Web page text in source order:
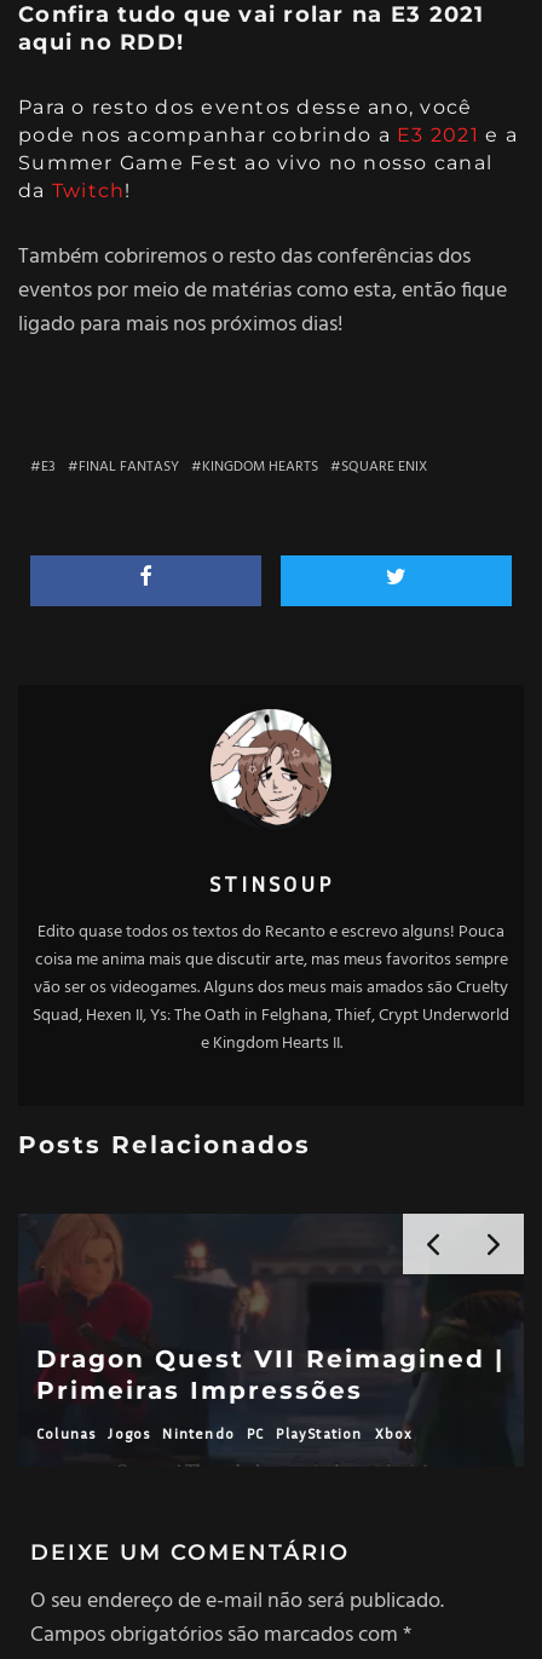
Confira tudo que vai rolar na E3 2021
aqui no RDD!
Para o resto dos eventos desse ano, você
pode nos acompanhar cobrindo a E3 2021 e a
Summer Game Fest ao vivo no nosso canal
da Twitch!
Também cobriremos o resto das conferências dos
eventos por meio de matérias como esta, então fique
ligado para mais nos próximos dias!
E3 FINAL FANTASY KINGDOM HEARTS SQUARE ENIX
STINSOUP
Edito quase todos os textos do Recanto e escrevo alguns! Pouca
coisa me anima mais que discutir arte, mas meus favoritos sempre
vão ser os videogames. Alguns dos meus mais amados são Cruelty
Squad, Hexen II, Ys: The Oath in Felghana, Thief, Crypt Underworld
e Kingdom Hearts II.
Posts Relacionados
Meu amor infantil por FMA2:
Curse of the Crimson Elixir
Análises Jogos PlayStation
DEIXE UM COMENTÁRIO
O seu endereço de e-mail não será publicado.
Campos obrigatórios são marcados com*